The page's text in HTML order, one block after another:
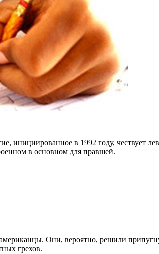
инициированное в 1992 году, чествует
в основном для правшей.
Они, вероятно, решили
грехов.